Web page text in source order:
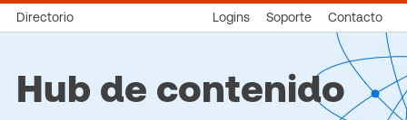
Directorio Logins Soporte Contacto
Hub de contenido